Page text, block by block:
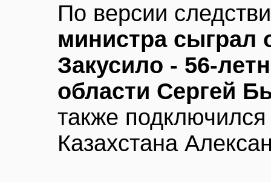
По версии
министра сыграл
Закусило - 56-
области Сергей
также
Казахстана